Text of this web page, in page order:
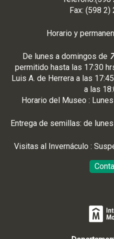
Fax: (598 2)
Horario y
De lunes a domingos de
permitido hasta las 17:30
Luis A. de Herrera a las
a las
Horario del Museo :
Entrega de semillas: de
Visitas al Invernáculo :